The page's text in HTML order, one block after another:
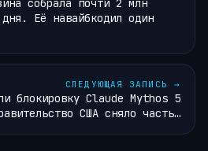
собрала почти 2 млн
Её навайбкодил один
СЛЕДУЮЩАЯ ЗАПИСЬ →
блокировку Claude Mythos 5
США сняло часть…